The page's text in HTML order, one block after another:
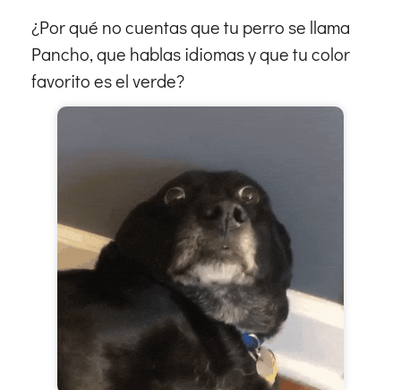
¿Por qué no cuentas que tu perro se llama
Pancho, que hablas idiomas y que tu color
favorito es el verde?